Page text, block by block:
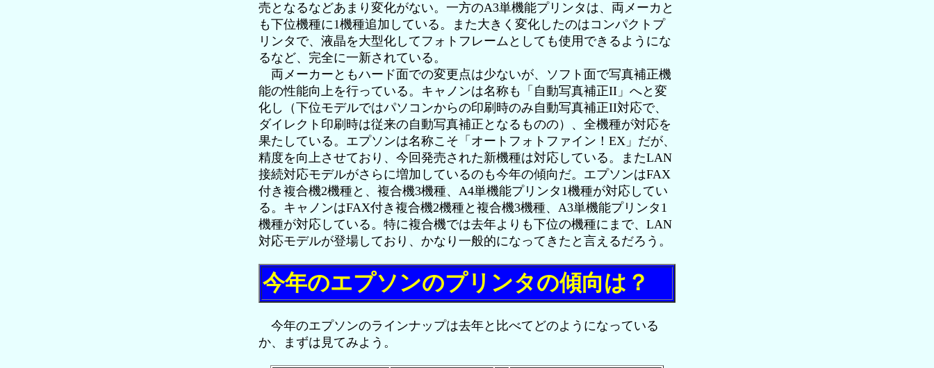
売となるなどあまり変化がない。一方のA3単機能プリンタは、両メーカと
も下位機種に1機種追加している。また大きく変化したのはコンパクトプ
リンタで、液晶を大型化してフォトフレームとしても使用できるようにな
るなど、完全に一新されている。
両メーカーともハード面での変更点は少ないが、ソフト面で写真補正機
能の性能向上を行っている。キャノンは名称も「自動写真補正II」へと変
化し（下位モデルではパソコンからの印刷時のみ自動写真補正II対応で、
ダイレクト印刷時は従来の自動写真補正となるものの）、全機種が対応を
果たしている。エプソンは名称こそ「オートフォトファイン！EX」だが、
精度を向上させており、今回発売された新機種は対応している。またLAN
接続対応モデルがさらに増加しているのも今年の傾向だ。エプソンはFAX
付き複合機2機種と、複合機3機種、A4単機能プリンタ1機種が対応してい
る。キャノンはFAX付き複合機2機種と複合機3機種、A3単機能プリンタ1
機種が対応している。特に複合機では去年よりも下位の機種にまで、LAN
対応モデルが登場しており、かなり一般的になってきたと言えるだろう。
今年のエプソンのプリンタの傾向は？
今年のエプソンのラインナップは去年と比べてどのようになっている
か、まずは見てみよう。